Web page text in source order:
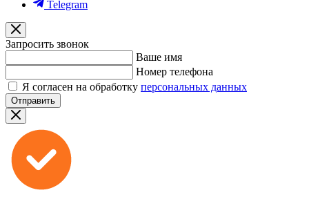
Telegram
Запросить звонок
Ваше имя
Номер телефона
Я согласен на обработку персональных данных
Отправить